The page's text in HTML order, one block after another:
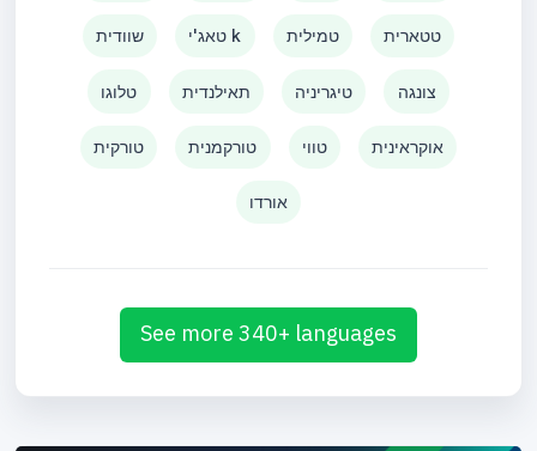
שוודית טאג'י k טמילית טטארית
טלוגו תאילנדית טיגריניה צונגה
טורקית טורקמנית טווי אוקראינית
אורדו
See more 340+ languages